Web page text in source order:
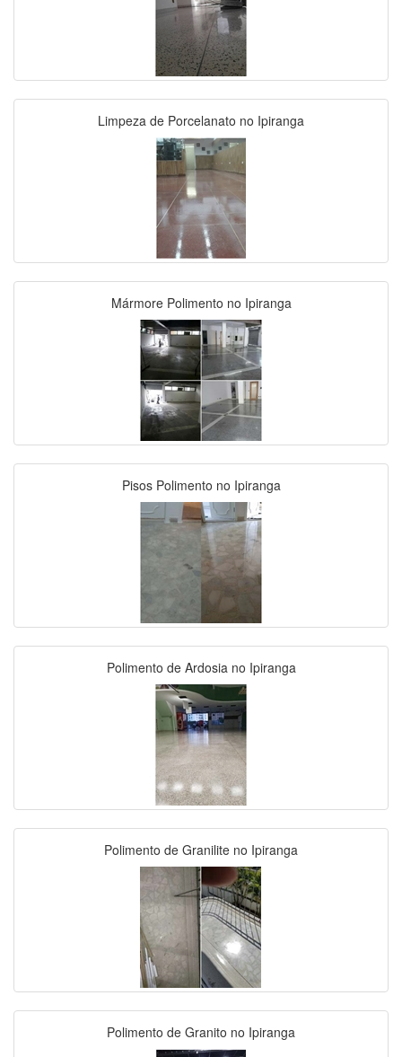
Limpeza de Porcelanato no Ipiranga
Mármore Polimento no Ipiranga
Pisos Polimento no Ipiranga
Polimento de Ardosia no Ipiranga
Polimento de Granilite no Ipiranga
Polimento de Granito no Ipiranga